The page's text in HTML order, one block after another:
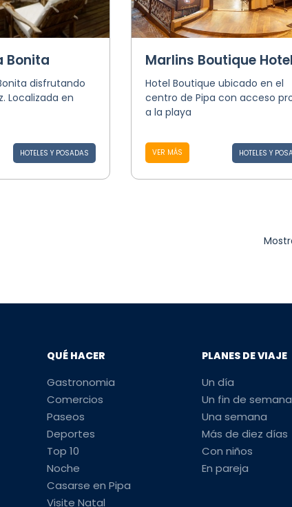
Bonita
disfrutando
Localizada en
HOTELES Y POSADAS
Marlins Boutique Hotel
Hotel Boutique ubicado en el
centro de Pipa con acceso
a la playa
VER MÁS HOTELES Y
QUÉ HACER
Gastronomia
Comercios
Paseos
Deportes
Top 10
Noche
Casarse en Pipa
Visite Natal
PLANES DE VIAJE
Un día
Un fin de semana
Una semana
Más de diez días
Con niños
En pareja